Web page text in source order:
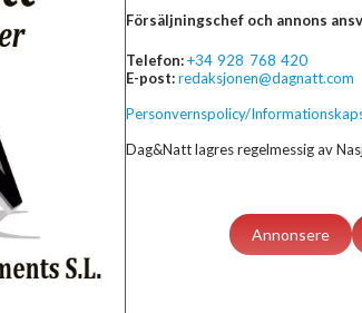
Försäljningschef och annons
Telefon:+34 928 768 420
E-post:redaksjonen@dagnatt.com
Personvernspolicy/
Dag&Natt lagres regelmessig av
Annonsere